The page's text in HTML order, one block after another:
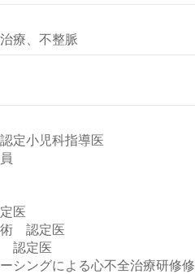
療、不整脈
定小児科指導医
医
術 認定医
認定医
シングによる心不全治療研修修